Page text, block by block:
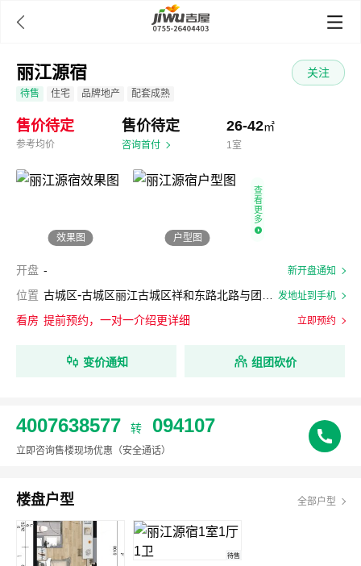

丽江源宿 关注
待售 住宅 品牌地产 配套成熟
售价待定
参考均价
售价待定
咨询首付
26-42㎡
1室
效果图 户型图
查
看
更
多
开盘 - 新开盘通知
位置 古城区- 发地址到手机
看房 提前预约，一对一介绍更详细 立即预约
变价通知 组团砍价
4007638577 转 094107
立即咨询售楼现场优惠 （安全通话）
楼盘户型 全部户型
待售